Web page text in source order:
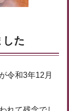
た
令和3年12月